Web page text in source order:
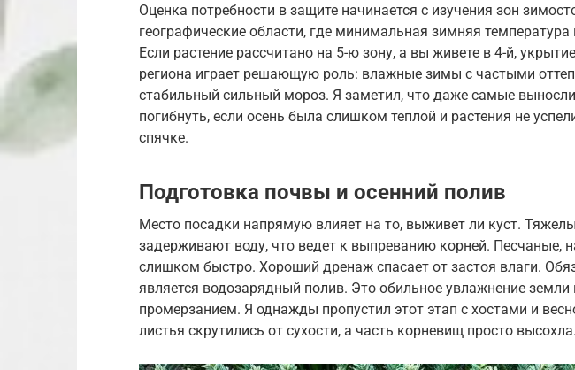
Оценка потребности в защите начинается с изучения зон
географические области, где минимальная зимняя
Если растение рассчитано на 5-ю зону, а вы живете в 4-й,
региона играет решающую роль: влажные зимы с частыми
стабильный сильный мороз. Я заметил, что даже самые
погибнуть, если осень была слишком теплой и растения не
спячке.
Подготовка почвы и осенний полив
Место посадки напрямую влияет на то, выживет ли куст.
задерживают воду, что ведет к выпреванию корней. Песчаные,
слишком быстро. Хороший дренаж спасает от застоя влаги.
является водозарядный полив. Это обильное увлажнение
промерзанием. Я однажды пропустил этот этап с хостами и
листья скрутились от сухости, а часть корневищ просто высохла.